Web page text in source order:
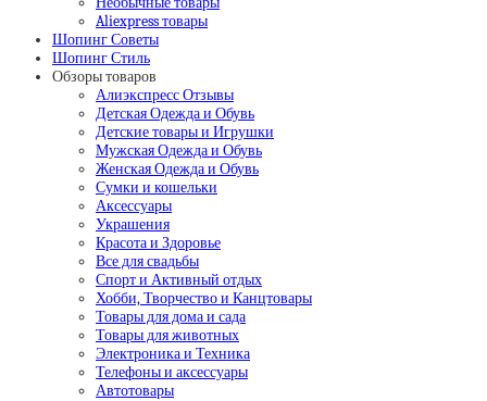
Aliexpress товары
Шопинг Советы
Шопинг Стиль
Обзоры товаров
Алиэкспресс Отзывы
Детская Одежда и Обувь
Детские товары и Игрушки
Мужская Одежда и Обувь
Женская Одежда и Обувь
Сумки и кошельки
Аксессуары
Украшения
Красота и Здоровье
Все для свадьбы
Спорт и Активный отдых
Хобби, Творчество и Канцтовары
Товары для дома и сада
Товары для животных
Электроника и Техника
Телефоны и аксессуары
Автотовары